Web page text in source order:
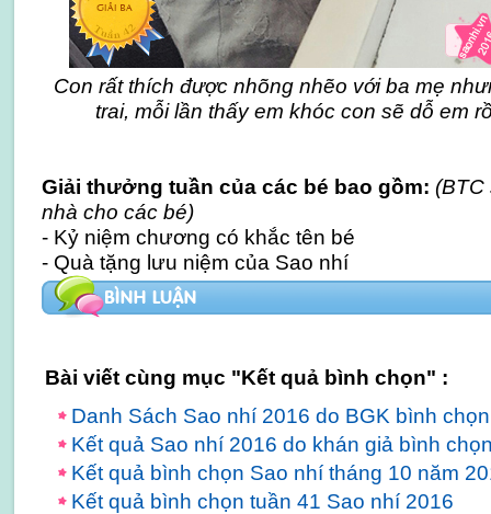
Con rất thích được nhõng nhẽo với ba mẹ
trai, mỗi lần thấy em khóc con sẽ dỗ em
Giải thưởng tuần của các bé bao gồm: (BTC
nhà cho các bé)
- Kỷ niệm chương có khắc tên bé
- Quà tặng lưu niệm của Sao nhí
Bài viết cùng mục "Kết quả bình chọn" :
Danh Sách Sao nhí 2016 do BGK bình chọn
Kết quả Sao nhí 2016 do khán giả bình
Kết quả bình chọn Sao nhí tháng 10 năm
Kết quả bình chọn tuần 41 Sao nhí 2016